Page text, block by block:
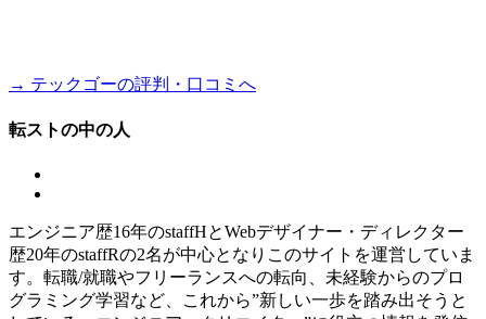
→ テックゴーの評判・口コミへ
転ストの中の人
エンジニア歴16年のstaffHとWebデザイナー・ディレクター
歴20年のstaffRの2名が中心となりこのサイトを運営していま
す。転職/就職やフリーランスへの転向、未経験からのプロ
グラミング学習など、これから”新しい一歩を踏み出そうと